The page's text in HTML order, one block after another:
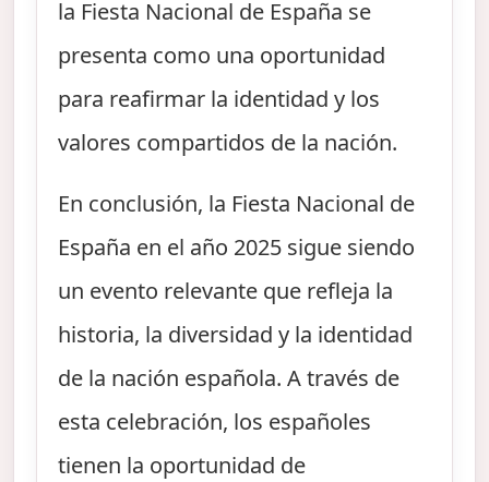
la Fiesta Nacional de España se
presenta como una oportunidad
para reafirmar la identidad y los
valores compartidos de la nación.
En conclusión, la Fiesta Nacional de
España en el año 2025 sigue siendo
un evento relevante que refleja la
historia, la diversidad y la identidad
de la nación española. A través de
esta celebración, los españoles
tienen la oportunidad de